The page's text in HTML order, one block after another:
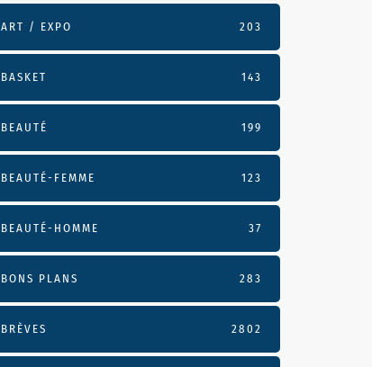
ART / EXPO 203
BASKET 143
BEAUTÉ 199
BEAUTÉ-FEMME 123
BEAUTÉ-HOMME 37
BONS PLANS 283
BRÈVES 2802